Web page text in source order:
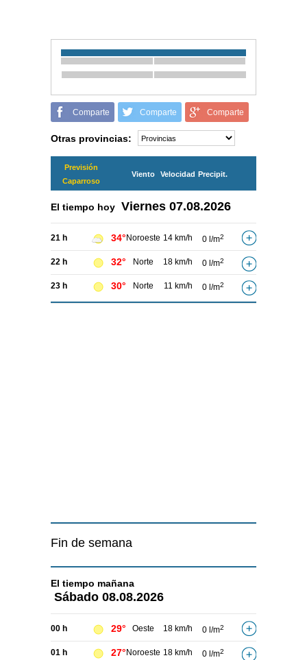
Comparte Comparte Comparte
Otras provincias:
Previsión
Caparroso
Viento Velocidad Precipit.
El tiempo hoy Viernes 07.08.2026
21 h 34° Noroeste 14 km/h 0 l/m2
22 h 32° Norte 18 km/h 0 l/m2
23 h 30° Norte 11 km/h 0 l/m2
Fin de semana
El tiempo mañana
Sábado 08.08.2026
00 h 29° Oeste 18 km/h 0 l/m2
01 h 27° Noroeste 18 km/h 0 l/m2